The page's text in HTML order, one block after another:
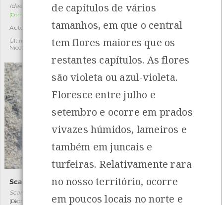
Idaea ochrata
[Comum]
Autóctone
Última observação por:
Nicole Viana
1
Eurydema oleracea
Autóctone
Última observação por:
Nicole Viana
Scarites cyclops
Scarites cyclops
[Distribuição residual]
Prionus coriarius
[Comum]
de capítulos de vários
tamanhos, em que o central
tem flores maiores que os
restantes capítulos. As flores
são violeta ou azul-violeta.
Floresce entre julho e
setembro e ocorre em prados
vivazes húmidos, lameiros e
também em juncais e
turfeiras. Relativamente rara
no nosso território, ocorre
em poucos locais no norte e